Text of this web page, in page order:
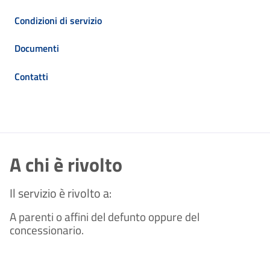
Condizioni di servizio
Documenti
Contatti
A chi è rivolto
Il servizio è rivolto a:
A parenti o affini del defunto oppure del
concessionario.